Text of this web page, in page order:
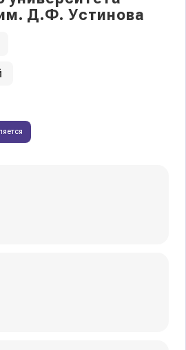
Д.Ф. Устинова